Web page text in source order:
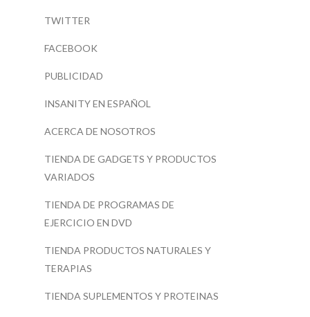
TWITTER
FACEBOOK
PUBLICIDAD
INSANITY EN ESPAÑOL
ACERCA DE NOSOTROS
TIENDA DE GADGETS Y PRODUCTOS
VARIADOS
TIENDA DE PROGRAMAS DE
EJERCICIO EN DVD
TIENDA PRODUCTOS NATURALES Y
TERAPIAS
TIENDA SUPLEMENTOS Y PROTEINAS